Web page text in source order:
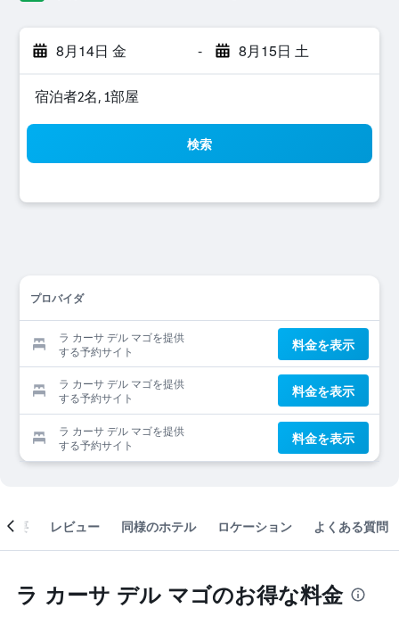
8月14日 金 - 8月15日 土
宿泊者2名, 1​部屋
検索
プロバイダ
ラ カーサ デル マゴを提供
する予約サイト
料金を表示
ラ カーサ デル マゴを提供
する予約サイト
料金を表示
ラ カーサ デル マゴを提供
する予約サイト
料金を表示
概要 レビュー 同様のホテル ロケーション よくある質問
ラ カーサ デル マゴのお得な料金